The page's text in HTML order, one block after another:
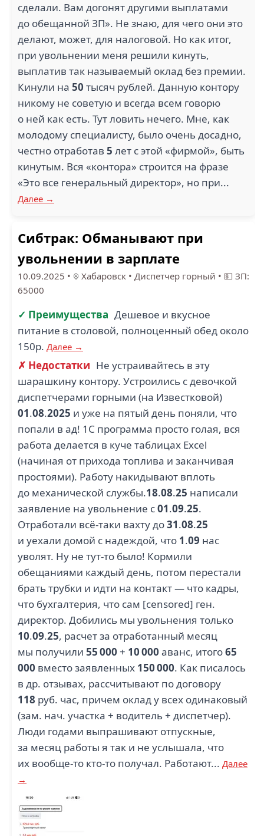
5
АРАКС (1)
1
УК РЕГИОНАЛЬНЫЙ
ОПЕРАТОР (1)
2
КУБ (1)
5
БАМСТРОЙМЕХАНИЗАЦИЯ
(1)
ЭСК ЭНЕРГОМОСТ
КЛИНКОМ (1)
ВОСТОК ИНВЕСТ ПРОЕКТ
ИНИЦИАТИВА (1) ИВА (1)
ПОЛЯРИС (1)
3
АРКТИК КАТЕРИНГ СЕРВИС
(1)
сделали. Вам догонят другими выплатами
до обещанной ЗП». Не знаю, для чего они это
делают, может, для налоговой. Но как итог,
при увольнении меня решили кинуть,
выплатив так называемый оклад без премии.
Кинули на 50 тысяч рублей. Данную контору
никому не советую и всегда всем говорю
о ней как есть. Тут ловить нечего. Мне, как
молодому специалисту, было очень досадно,
честно отработав 5 лет с этой «фирмой», быть
кинутым. Вся «контора» строится на фразе
«Это все генеральный директор», но при...
Далее →
Сибтрак: Обманывают при
увольнении в зарплате
10.09.2025 • Хабаровск • Диспетчер горный • 💵 ЗП:
65000
✓ Преимущества Дешевое и вкусное
питание в столовой, полноценный обед около
150р. Далее →
✗ Недостатки Не устраивайтесь в эту
шарашкину контору. Устроились с девочкой
диспетчерами горными (на Известковой)
01.08.2025 и уже на пятый день поняли, что
попали в ад! 1С программа просто голая, вся
работа делается в куче таблицах Excel
(начиная от прихода топлива и заканчивая
простоями). Работу накидывают вплоть
до механической службы.18.08.25 написали
заявление на увольнение с01.09.25.
Отработали всё-таки вахту до31.08.25
и уехали домой с надеждой, что 1.09 нас
уволят. Ну не тут-то было! Кормили
обещаниями каждый день, потом перестали
брать трубки и идти на контакт — что кадры,
что бухгалтерия, что сам [censored] ген.
директор. Добились мы увольнения только
10.09.25, расчет за отработанный месяц
мы получили 55 000 + 10 000 аванс, итого65
000 вместо заявленных 150 000. Как писалось
в др. отзывах, рассчитывают по договору
118 руб. час, причем оклад у всех одинаковый
(зам. нач. участка + водитель + диспетчер).
Люди годами выпрашивают отпускные,
за месяц работы я так и не услышала, что
их вообще-то кто-то получал. Работают... Далее
→